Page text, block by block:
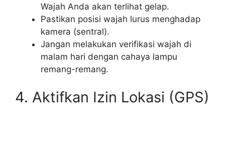
Wajah Anda akan terlihat gelap.
Pastikan posisi wajah lurus menghadap
kamera (sentral).
Jangan melakukan verifikasi wajah di
malam hari dengan cahaya lampu
remang-remang.
4. Aktifkan Izin Lokasi (GPS)